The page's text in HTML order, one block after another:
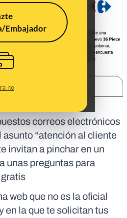
Embajador
no
correos electrónicos
“atención al cliente
invitan a pinchar en un
unas preguntas para
web que no es la oficial
en la que te solicitan tus